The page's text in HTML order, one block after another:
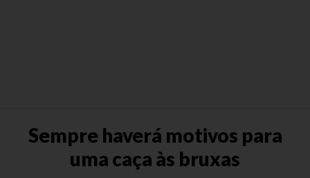
Sempre haverá motivos para
uma caça às bruxas